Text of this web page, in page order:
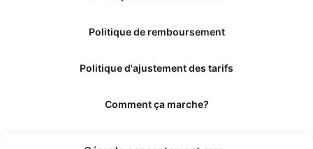
Politique de remboursement
Politique d'ajustement des tarifs
Comment ça marche?